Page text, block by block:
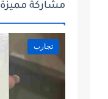
مشاركة مميزة
تجارب